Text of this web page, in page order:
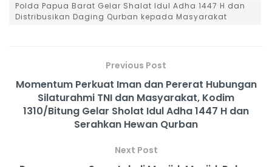
Polda Papua Barat Gelar Shalat Idul Adha 1447 H dan
Distribusikan Daging Qurban kepada Masyarakat
Previous Post
Momentum Perkuat Iman dan Pererat Hubungan
Silaturahmi TNI dan Masyarakat, Kodim
1310/Bitung Gelar Sholat Idul Adha 1447 H dan
Serahkan Hewan Qurban
Next Post